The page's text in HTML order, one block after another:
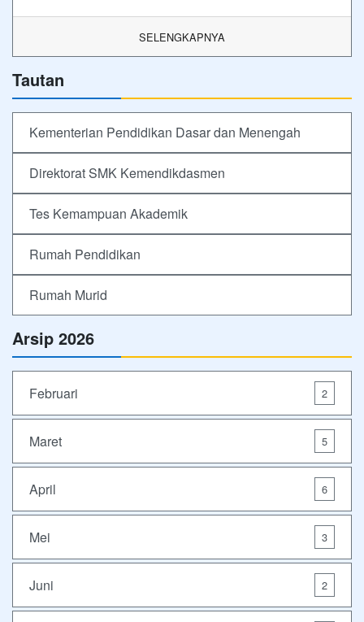
SELENGKAPNYA
Tautan
Kementerian Pendidikan Dasar dan Menengah
Direktorat SMK Kemendikdasmen
Tes Kemampuan Akademik
Rumah Pendidikan
Rumah Murid
Arsip 2026
Februari 2
Maret 5
April 6
Mei 3
Juni 2